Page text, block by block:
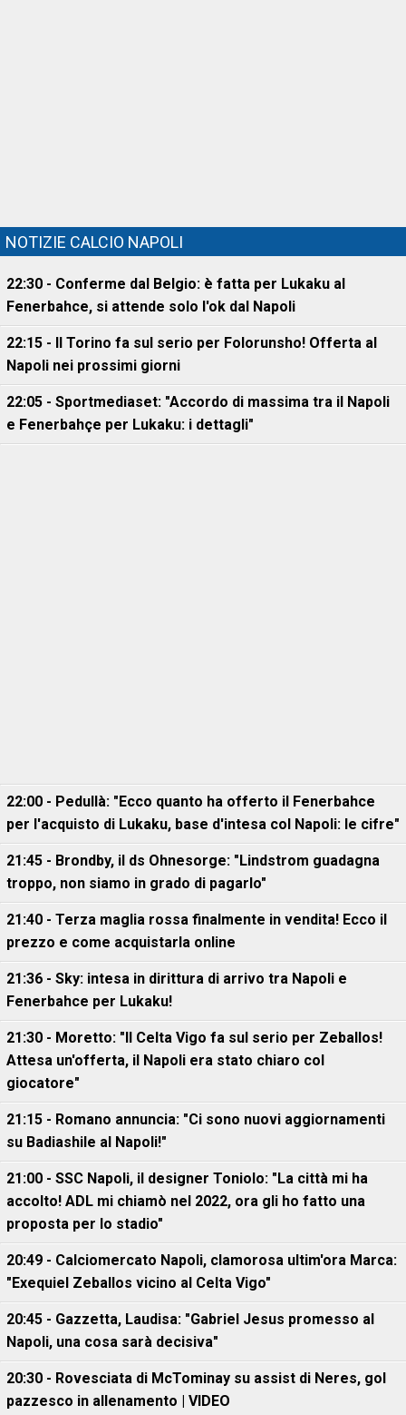
NOTIZIE CALCIO NAPOLI
22:30 - Conferme dal Belgio: è fatta per Lukaku al
Fenerbahce, si attende solo l'ok dal Napoli
22:15 - Il Torino fa sul serio per Folorunsho! Offerta al
Napoli nei prossimi giorni
22:05 - Sportmediaset: "Accordo di massima tra il Napoli
e Fenerbahçe per Lukaku: i dettagli"
22:00 - Pedullà: "Ecco quanto ha offerto il Fenerbahce
per l'acquisto di Lukaku, base d'intesa col Napoli: le cifre"
21:45 - Brondby, il ds Ohnesorge: "Lindstrom guadagna
troppo, non siamo in grado di pagarlo"
21:40 - Terza maglia rossa finalmente in vendita! Ecco il
prezzo e come acquistarla online
21:36 - Sky: intesa in dirittura di arrivo tra Napoli e
Fenerbahce per Lukaku!
21:30 - Moretto: "Il Celta Vigo fa sul serio per Zeballos!
Attesa un'offerta, il Napoli era stato chiaro col
giocatore"
21:15 - Romano annuncia: "Ci sono nuovi aggiornamenti
su Badiashile al Napoli!"
21:00 - SSC Napoli, il designer Toniolo: "La città mi ha
accolto! ADL mi chiamò nel 2022, ora gli ho fatto una
proposta per lo stadio"
20:49 - Calciomercato Napoli, clamorosa ultim'ora Marca:
"Exequiel Zeballos vicino al Celta Vigo"
20:45 - Gazzetta, Laudisa: "Gabriel Jesus promesso al
Napoli, una cosa sarà decisiva"
20:30 - Rovesciata di McTominay su assist di Neres, gol
pazzesco in allenamento | VIDEO